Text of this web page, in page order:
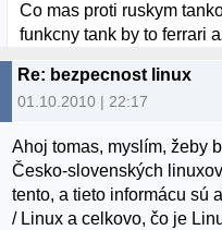
Co mas proti ruskym
funkcny tank by to ferrari
Re: bezpecnost linux
01.10.2010 | 22:17
Ahoj tomas, myslím, žeby
Česko-slovenských
tento, a tieto informácu sú
/ Linux a celkovo, čo je